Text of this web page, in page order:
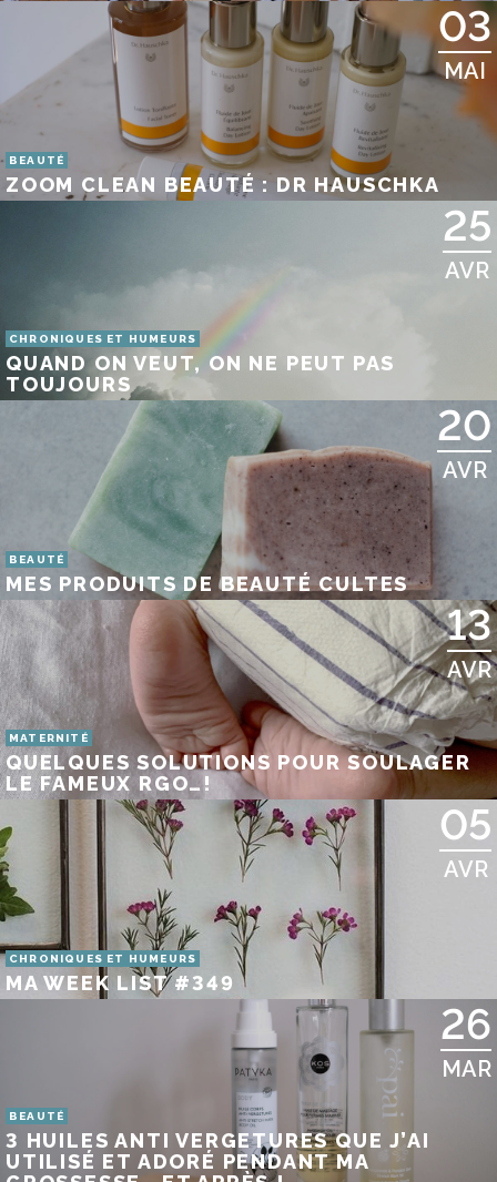
03
MAI
BEAUTÉ
ZOOM CLEAN BEAUTÉ : DR HAUSCHKA
25
AVR
CHRONIQUES ET HUMEURS
QUAND ON VEUT, ON NE PEUT PAS
TOUJOURS
20
AVR
BEAUTÉ
MES PRODUITS DE BEAUTÉ CULTES
13
AVR
MATERNITÉ
QUELQUES SOLUTIONS POUR SOULAGER
LE FAMEUX RGO…!
05
AVR
CHRONIQUES ET HUMEURS
MA WEEK LIST #349
26
MAR
BEAUTÉ
3 HUILES ANTI VERGETURES QUE J’AI
UTILISÉ ET ADORÉ PENDANT MA